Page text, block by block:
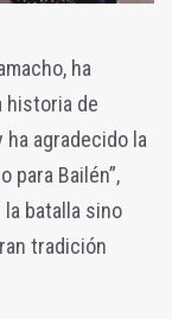
ha
historia de
agradecido la
para Bailén”,
batalla sino
tradición